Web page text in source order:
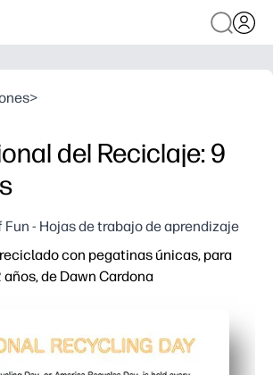
>
del Reciclaje: 9
- Hojas de trabajo de aprendizaje
con pegatinas únicas, para
de Dawn Cardona